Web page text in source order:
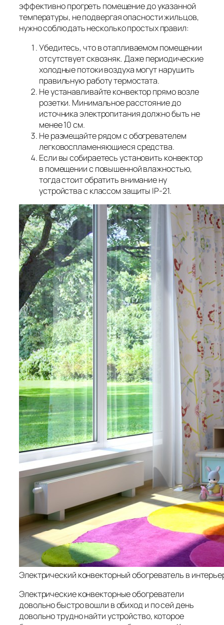
эффективно прогреть помещение до указанной
температуры, не подвергая опасности жильцов,
нужно соблюдать несколько простых правил:
Убедитесь, что в отапливаемом помещении
отсутствует сквозняк. Даже периодические
холодные потоки воздуха могут нарушить
правильную работу термостата.
Не устанавливайте конвектор прямо возле
розетки. Минимальное расстояние до
источника электропитания должно быть не
менее 10 см.
Не размещайте рядом с обогревателем
легковоспламеняющиеся средства.
Если вы собираетесь установить конвектор
в помещении с повышенной влажностью,
тогда стоит обратить внимание ну
устройства с классом защиты IP-21.
Электрический конвекторный обогреватель в
Электрические конвекторные обогреватели
довольно быстро вошли в обиход и по сей день
довольно трудно найти устройство, которое